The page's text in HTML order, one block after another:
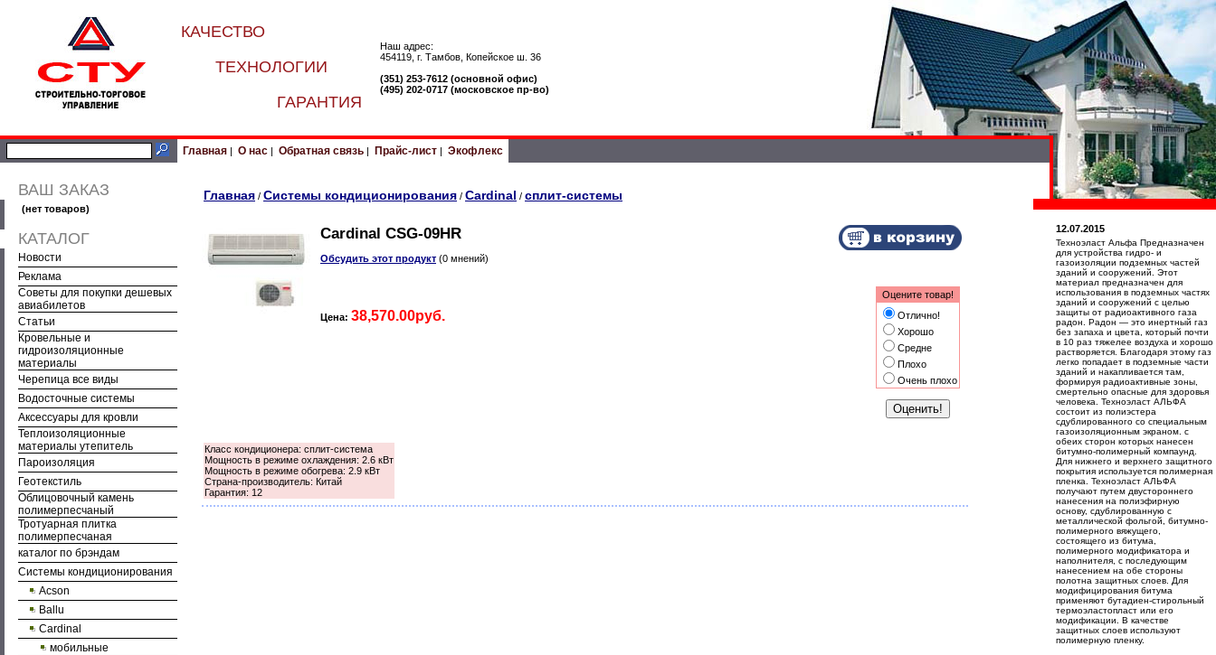
КАЧЕСТВО
ТЕХНОЛОГИИ
ГАРАНТИЯ
Наш адрес:
454119, г. Тамбов, Копейское ш. 36
(351) 253-7612 (основной офис)
(495) 202-0717 (московское пр-во)
Главная | О нас | Обратная связь | Прайс-лист | Экофлекс
ВАШ ЗАКАЗ
(нет товаров)
КАТАЛОГ
Новости
Реклама
Советы для покупки дешевых
авиабилетов
Статьи
Кровельные и
гидроизоляционные
материалы
Черепица все виды
Водосточные системы
Аксессуары для кровли
Теплоизоляционные
материалы утепитель
Пароизоляция
Геотекстиль
Облицовочный камень
полимерпесчаный
Тротуарная плитка
полимерпесчаная
каталог по брэндам
Системы кондиционирования
Acson
Ballu
Cardinal
мобильные
Главная / Системы кондиционирования / Cardinal / сплит-системы
Cardinal CSG-09HR
Обсудить этот продукт (0 мнений)
Цена: 38,570.00руб.
Оцените товар!
Отлично!
Хорошо
Средне
Плохо
Очень плохо
Класс кондиционера: сплит-система
Мощность в режиме охлаждения: 2.6 кВт
Мощность в режиме обогрева: 2.9 кВт
Страна-производитель: Китай
Гарантия: 12
12.07.2015
Техноэласт Альфа Предназначен
для устройства гидро- и
газоизоляции подземных частей
зданий и сооружений. Этот
материал предназначен для
использования в подземных частях
зданий и сооружений с целью
защиты от радиоактивного газа
радон. Радон — это инертный газ
без запаха и цвета, который почти
в 10 раз тяжелее воздуха и хорошо
растворяется. Благодаря этому газ
легко попадает в подземные части
зданий и накапливается там,
формируя радиоактивные зоны,
смертельно опасные для здоровья
человека. Техноэласт АЛЬФА
состоит из полиэстера
сдублированного со специальным
газоизоляционным экраном. с
обеих сторон которых нанесен
битумно-полимерный компаунд.
Для нижнего и верхнего защитного
покрытия используется полимерная
пленка. Техноэласт АЛЬФА
получают путем двустороннего
нанесения на полиэфирную
основу, сдублированную с
металлической фольгой, битумно-
полимерного вяжущего,
состоящего из битума,
полимерного модификатора и
наполнителя, с последующим
нанесением на обе стороны
полотна защитных слоев. Для
модифицирования битума
применяют бутадиен-стирольный
термоэластопласт или его
модификации. В качестве
защитных слоев используют
полимерную пленку.